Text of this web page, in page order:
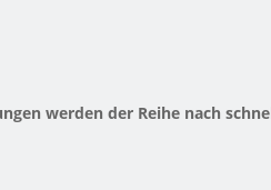
werden der Reihe nach